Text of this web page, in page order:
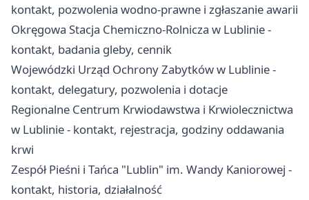
kontakt, pozwolenia wodno-prawne i zgłaszanie awarii
Okręgowa Stacja Chemiczno-Rolnicza w Lublinie -
kontakt, badania gleby, cennik
Wojewódzki Urząd Ochrony Zabytków w Lublinie -
kontakt, delegatury, pozwolenia i dotacje
Regionalne Centrum Krwiodawstwa i Krwiolecznictwa
w Lublinie - kontakt, rejestracja, godziny oddawania
krwi
Zespół Pieśni i Tańca "Lublin" im. Wandy Kaniorowej -
kontakt, historia, działalność